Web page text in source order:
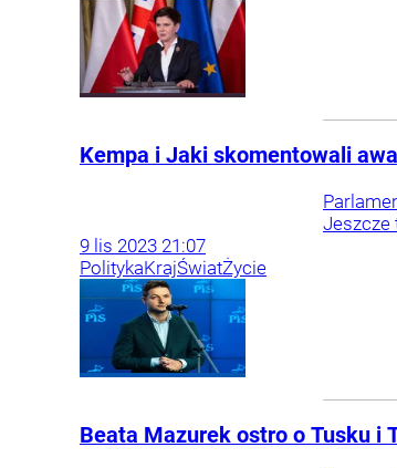
Kempa i Jaki skomentowali
Jeszcze
9 lis 2023 21:07
PolitykaKrajŚwiatŻycie
Beata Mazurek ostro o Tusku i